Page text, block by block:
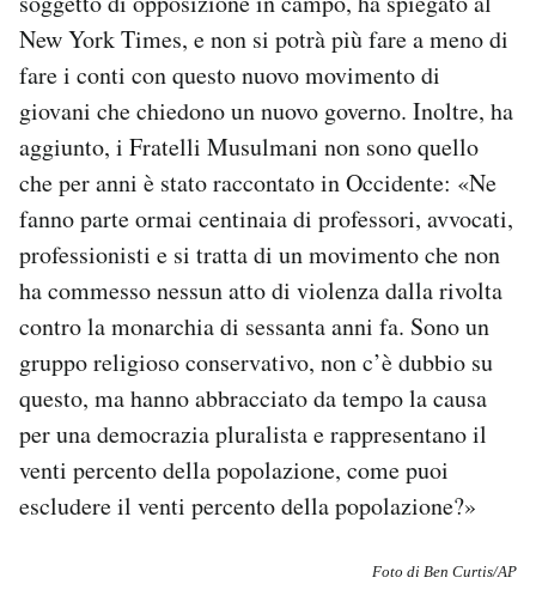
New York Times, e non si potrà più fare a meno di
fare i conti con questo nuovo movimento di
giovani che chiedono un nuovo governo. Inoltre, ha
aggiunto, i Fratelli Musulmani non sono quello
che per anni è stato raccontato in Occidente: «Ne
fanno parte ormai centinaia di professori, avvocati,
professionisti e si tratta di un movimento che non
ha commesso nessun atto di violenza dalla rivolta
contro la monarchia di sessanta anni fa. Sono un
gruppo religioso conservativo, non c’è dubbio su
questo, ma hanno abbracciato da tempo la causa
per una democrazia pluralista e rappresentano il
venti percento della popolazione, come puoi
escludere il venti percento della popolazione?»
Foto di Ben Curtis/AP